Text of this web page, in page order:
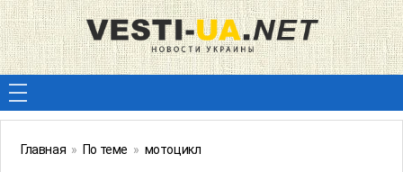
Главная » По теме » мотоцикл